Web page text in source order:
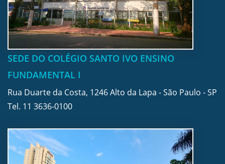
SEDE DO COLÉGIO SANTO IVO ENSINO
FUNDAMENTAL I
Rua Duarte da Costa, 1246 Alto da Lapa - São Paulo - SP
Tel. 11 3636-0100